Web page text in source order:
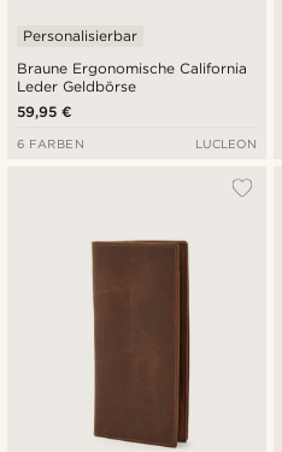
Braune Ergonomische California
Leder Geldbörse
Personalisierbar
59,95 €
6 FARBEN LUCLEON